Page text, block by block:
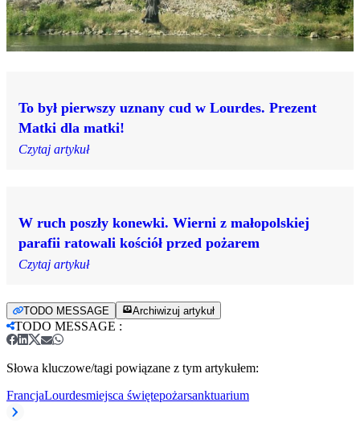
To był pierwszy uznany cud w Lourdes. Prezent
Matki dla matki!
Czytaj artykuł
W ruch poszły konewki. Wierni z małopolskiej
parafii ratowali kościół przed pożarem
Czytaj artykuł
TODO MESSAGE Archiwizuj artykuł
TODO MESSAGE :
Słowa kluczowe/tagi powiązane z tym artykułem:
FrancjaLourdesmiejsca świętepożarsanktuarium